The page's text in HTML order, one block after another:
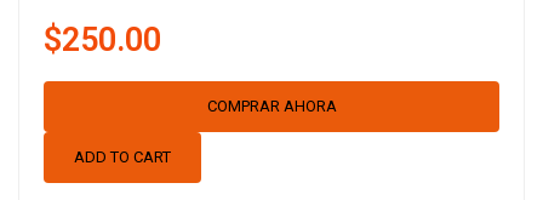
$250.00
COMPRAR AHORA
ADD TO CART